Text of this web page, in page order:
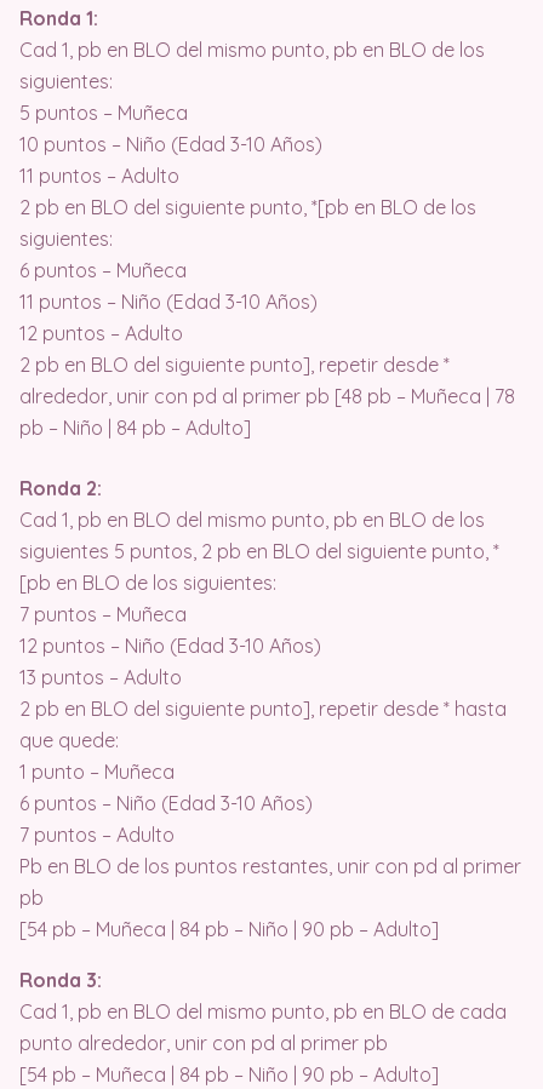
Ronda 1:
Cad 1, pb en BLO del mismo punto, pb en BLO de los
siguientes:
5 puntos – Muñeca
10 puntos – Niño (Edad 3-10 Años)
11 puntos – Adulto
2 pb en BLO del siguiente punto, *[pb en BLO de los
siguientes:
6 puntos – Muñeca
11 puntos – Niño (Edad 3-10 Años)
12 puntos – Adulto
2 pb en BLO del siguiente punto], repetir desde *
alrededor, unir con pd al primer pb [48 pb – Muñeca | 78
pb – Niño | 84 pb – Adulto]
Ronda 2:
Cad 1, pb en BLO del mismo punto, pb en BLO de los
siguientes 5 puntos, 2 pb en BLO del siguiente punto, *
[pb en BLO de los siguientes:
7 puntos – Muñeca
12 puntos – Niño (Edad 3-10 Años)
13 puntos – Adulto
2 pb en BLO del siguiente punto], repetir desde * hasta
que quede:
1 punto – Muñeca
6 puntos – Niño (Edad 3-10 Años)
7 puntos – Adulto
Pb en BLO de los puntos restantes, unir con pd al primer
pb
[54 pb – Muñeca | 84 pb – Niño | 90 pb – Adulto]
Ronda 3:
Cad 1, pb en BLO del mismo punto, pb en BLO de cada
punto alrededor, unir con pd al primer pb
[54 pb – Muñeca | 84 pb – Niño | 90 pb – Adulto]